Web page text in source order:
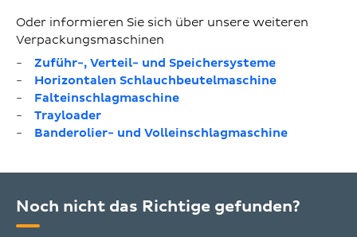
Oder informieren Sie sich über unsere weiteren
Verpackungsmaschinen
Zuführ-, Verteil- und Speichersysteme
Horizontalen Schlauchbeutelmaschine
Falteinschlagmaschine
Trayloader
Banderolier- und Volleinschlagmaschine
Noch nicht das Richtige gefunden?